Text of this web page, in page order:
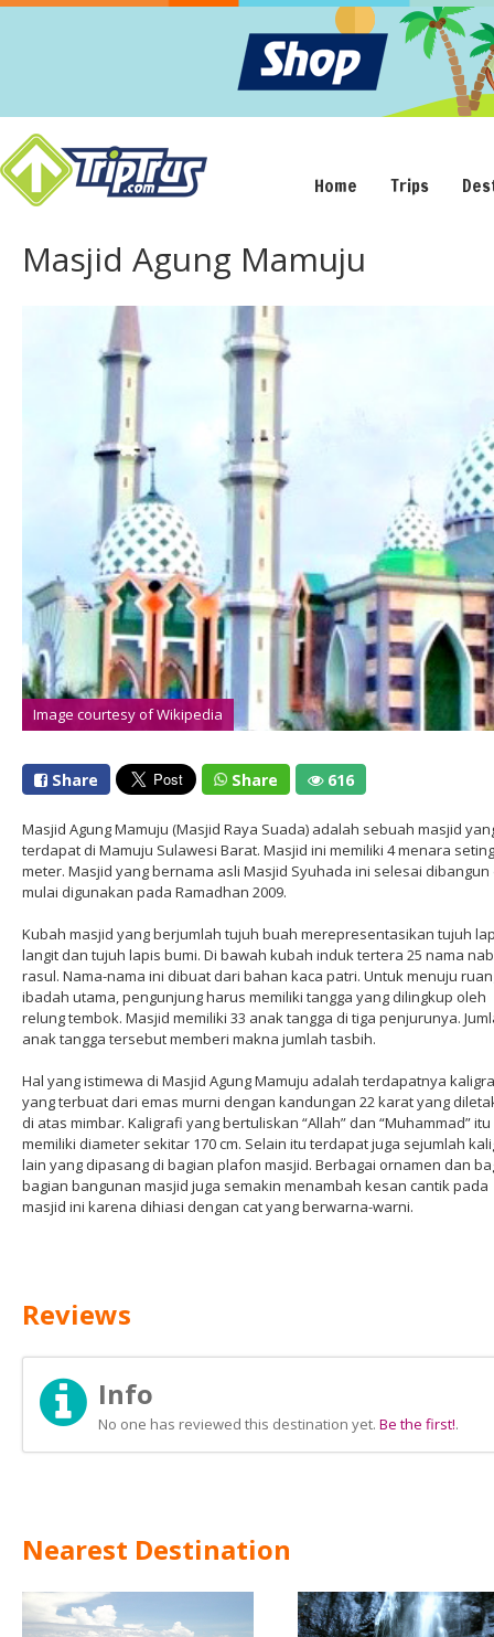
Home Trips
Masjid Agung Mamuju
Image courtesy of Wikipedia
Share Share 616
Masjid Agung Mamuju (Masjid Raya Suada) adalah sebuah masjid
terdapat di Mamuju Sulawesi Barat. Masjid ini memiliki 4 menara
meter. Masjid yang bernama asli Masjid Syuhada ini selesai dibangun
mulai digunakan pada Ramadhan 2009.
Kubah masjid yang berjumlah tujuh buah merepresentasikan tujuh
langit dan tujuh lapis bumi. Di bawah kubah induk tertera 25 nama
rasul. Nama-nama ini dibuat dari bahan kaca patri. Untuk menuju
ibadah utama, pengunjung harus memiliki tangga yang dilingkup oleh
relung tembok. Masjid memiliki 33 anak tangga di tiga penjurunya.
anak tangga tersebut memberi makna jumlah tasbih.
Hal yang istimewa di Masjid Agung Mamuju adalah terdapatnya
yang terbuat dari emas murni dengan kandungan 22 karat yang
di atas mimbar. Kaligrafi yang bertuliskan “Allah” dan “Muhammad” itu
memiliki diameter sekitar 170 cm. Selain itu terdapat juga sejumlah
lain yang dipasang di bagian plafon masjid. Berbagai ornamen dan
bagian bangunan masjid juga semakin menambah kesan cantik pada
masjid ini karena dihiasi dengan cat yang berwarna-warni.
Reviews
Info
No one has reviewed this destination yet. Be the first!.
Nearest Destination